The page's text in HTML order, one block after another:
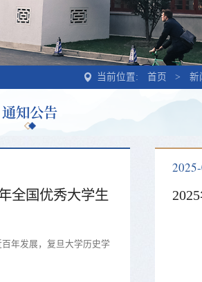
当前位置: 首页 > 新
通知公告
全国优秀大学生
年发展，复旦大学历史学